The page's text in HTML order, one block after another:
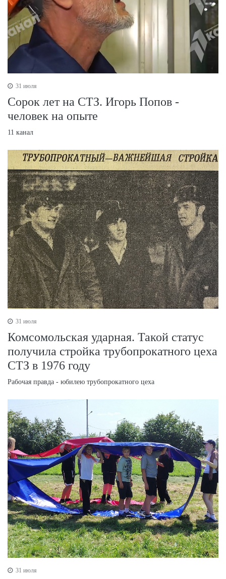
31 июля
Сорок лет на СТЗ. Игорь Попов -
человек на опыте
11 канал
31 июля
Комсомольская ударная. Такой статус
получила стройка трубопрокатного цеха
СТЗ в 1976 году
Рабочая правда - юбилею трубопрокатного цеха
31 июля